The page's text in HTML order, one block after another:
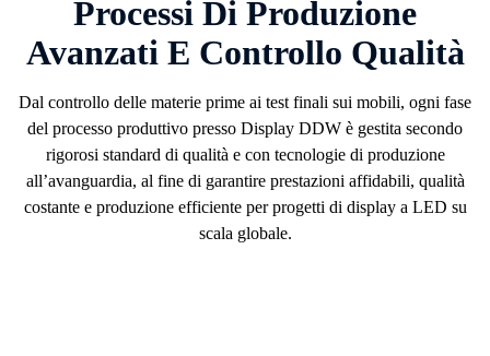
Processi Di Produzione
Avanzati E Controllo Qualità
Dal controllo delle materie prime ai test finali sui mobili, ogni fase
del processo produttivo presso Display DDW è gestita secondo
rigorosi standard di qualità e con tecnologie di produzione
all’avanguardia, al fine di garantire prestazioni affidabili, qualità
costante e produzione efficiente per progetti di display a LED su
scala globale.